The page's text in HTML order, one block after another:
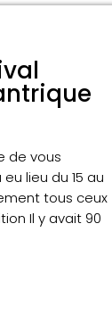
de vous
lieu du 15 au
tous ceux
Il y avait 90